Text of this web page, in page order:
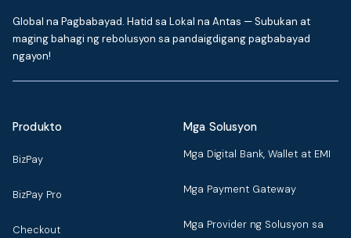
Global na Pagbabayad. Hatid sa Lokal na Antas — Subukan at
maging bahagi ng rebolusyon sa pandaigdigang pagbabayad
ngayon!
Produkto
BizPay
BizPay Pro
Checkout
Mga Solusyon
Mga Digital Bank, Wallet at EMI
Mga Payment Gateway
Mga Provider ng Solusyon sa